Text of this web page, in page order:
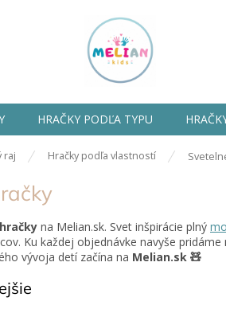
HRAČKY PODĽA TYPU
raj Hračky podľa vlastností
na Melian.sk. Svet inšpirácie plný
Ku každej objednávke navyše pridáme
vývoja detí začína na Melian.sk 🧸